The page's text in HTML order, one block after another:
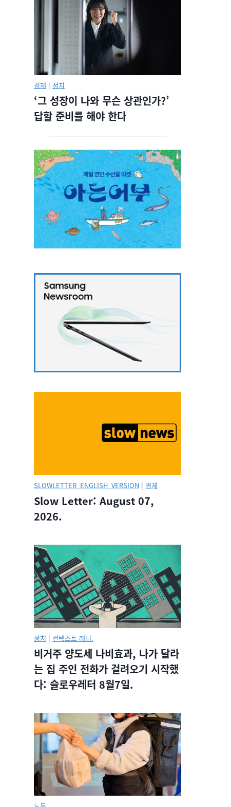
경제 | 정치
‘그 성장이 나와 무슨 상관인가?’
답할 준비를 해야 한다
SLOWLETTER_ENGLISH_VERSION | 경제
Slow Letter: August 07,
2026.
정치 | 컨텍스트 레터.
비거주 양도세 나비효과, 나가 달라
는 집 주인 전화가 걸려오기 시작했
다: 슬로우레터 8월7일.